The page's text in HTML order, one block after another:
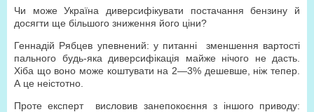
Чи може Україна диверсифікувати постачання бензину й
досягти ще більшого зниження його ціни?
Геннадій Рябцев упевнений: у питанні зменшення вартості
пального будь-яка диверсифікація майже нічого не дасть.
Хіба що воно може коштувати на 2—3% дешевше, ніж тепер.
А це неістотно.
Проте експерт висловив занепокоєння з іншого приводу: